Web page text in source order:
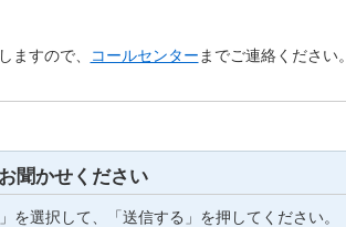
ますので、 コールセンター までご連絡ください。
聞かせください
」を選択して、「送信する」を押してください。